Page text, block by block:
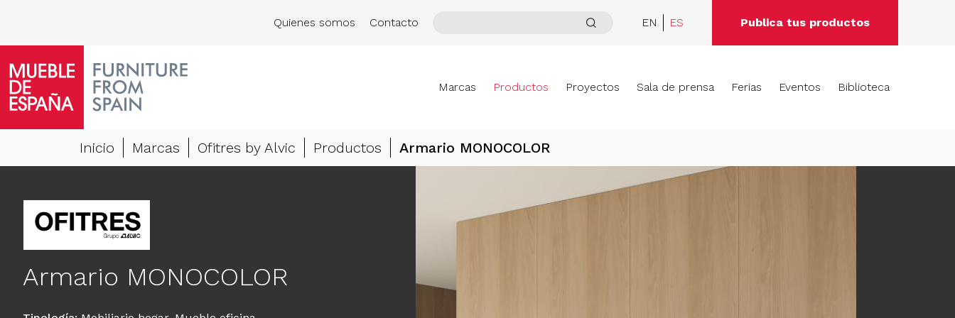
Quienes somos Contacto EN ES Publica tus productos
Marcas Productos Proyectos Sala de prensa Ferias Eventos Biblioteca
Inicio Marcas Ofitres by Alvic Productos Armario MONOCOLOR
Armario MONOCOLOR